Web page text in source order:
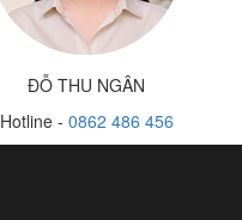
ĐỖ THU NGÂN
Hotline - 0862 486 456